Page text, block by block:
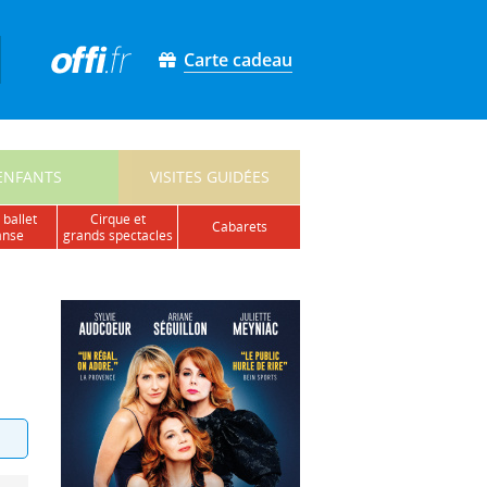
Carte cadeau
VISITES GUIDÉES
ballet
cirque et
grands spectacles
cabarets